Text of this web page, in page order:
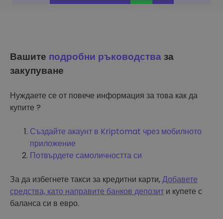
Вашите подробни ръководстваза
закупуване
Нуждаете се от повече информация за това как да
купите ?
Създайте акаунт в Kriptomat чрез мобилното
приложение
Потвърдете самоличността си
За да избегнете такси за кредитни карти,Добавете
средства, като направите банков депозит и купете с
баланса си в евро.